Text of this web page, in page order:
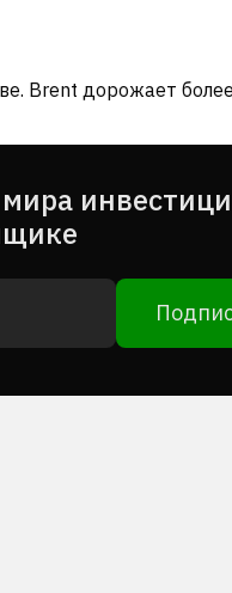
Brent дорожает